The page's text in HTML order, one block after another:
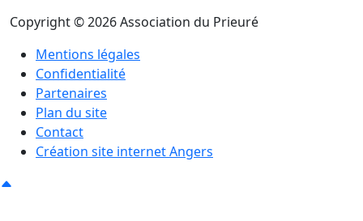
Copyright © 2026 Association du Prieuré
Mentions légales
Confidentialité
Partenaires
Plan du site
Contact
Création site internet Angers